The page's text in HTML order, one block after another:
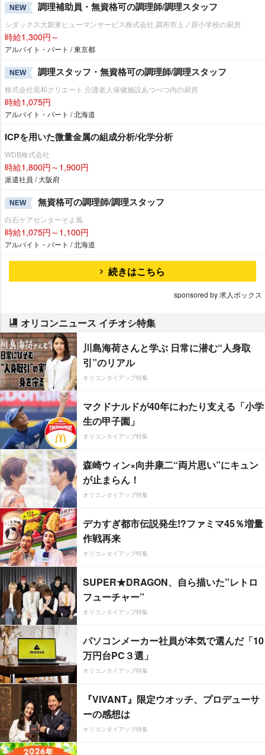
NEW 調理補助員・無資格可の調理師/調理スタッフ
シダックス大新東ヒューマンサービス株式会社 調布市上ノ原小学校の厨房
時給1,300円～
アルバイト・パート / 東京都
NEW 調理スタッフ・無資格可の調理師/調理スタッフ
株式会社晃和クリエート 介護老人保健施設あつべつ内の厨房
時給1,075円
アルバイト・パート / 北海道
ICPを用いた微量金属の組成分析/化学分析
WDB株式会社
時給1,800円～1,900円
派遣社員 / 大阪府
NEW 無資格可の調理師/調理スタッフ
白石ケアセンターそよ風
時給1,075円～1,100円
アルバイト・パート / 北海道
続きはこちら
sponsored by 求人ボックス
オリコンニュース イチオシ特集
川島海荷さんと学ぶ 日常に潜む“人身取
引”のリアル
オリコンタイアップ特集
マクドナルドが40年にわたり支える「小学
生の甲子園」
オリコンタイアップ特集
森崎ウィン×向井康二“両片思い”にキュン
が止まらん！
オリコンタイアップ特集
デカすぎ都市伝説発生!?ファミマ45％増量
作戦再来
オリコンタイアップ特集
SUPER★DRAGON、自ら描いた”レトロ
フューチャー”
オリコンタイアップ特集
パソコンメーカー社員が本気で選んだ「10
万円台PC３選」
オリコンタイアップ特集
『VIVANT』限定ウオッチ、プロデューサ
ーの感想は
オリコンタイアップ特集